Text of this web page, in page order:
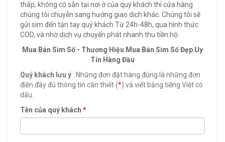
thấp, không có sẵn tại nơi ở của quý khách thì cửa hàng
chúng tôi chuyễn sang hướng giao dịch khác. Chúng tôi sẽ
gửi sim đến tận tay quý khách Từ 24h-48h, qua hình thức
COD, và nhờ dịch vụ chuyển phát nhanh thu tiền hộ.
Mua Bán Sim Số - Thương Hiệu Mua Bán Sim Số Đẹp Uy
Tín Hàng Đầu
Quý khách lưu ý : Những đơn đặt hàng đúng là những đơn
điền đầy đủ thông tin cần thiết (*) và viết bằng tiếng Việt có
dấu.
Tên của quý khách *